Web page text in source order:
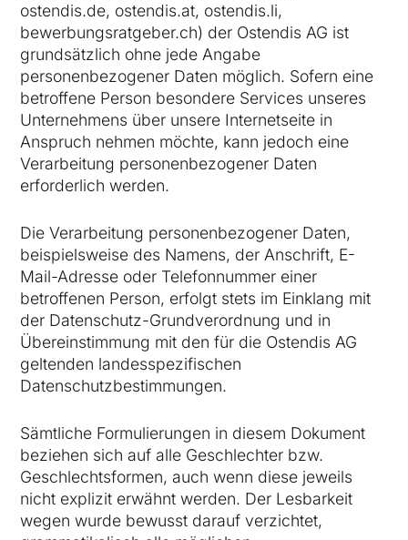
ostendis.de, ostendis.at, ostendis.li,
bewerbungsratgeber.ch) der Ostendis AG ist
grundsätzlich ohne jede Angabe
personenbezogener Daten möglich. Sofern eine
betroffene Person besondere Services unseres
Unternehmens über unsere Internetseite in
Anspruch nehmen möchte, kann jedoch eine
Verarbeitung personenbezogener Daten
erforderlich werden.
Die Verarbeitung personenbezogener Daten,
beispielsweise des Namens, der Anschrift, E-
Mail-Adresse oder Telefonnummer einer
betroffenen Person, erfolgt stets im Einklang mit
der Datenschutz-Grundverordnung und in
Übereinstimmung mit den für die Ostendis AG
geltenden landesspezifischen
Datenschutzbestimmungen.
Sämtliche Formulierungen in diesem Dokument
beziehen sich auf alle Geschlechter bzw.
Geschlechtsformen, auch wenn diese jeweils
nicht explizit erwähnt werden. Der Lesbarkeit
wegen wurde bewusst darauf verzichtet,